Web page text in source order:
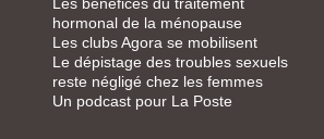
hormonal de la ménopause
Les clubs Agora se mobilisent
Le dépistage des troubles sexuels
reste négligé chez les femmes
Un podcast pour La Poste